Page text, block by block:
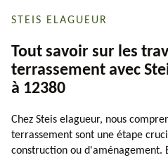
STEIS ELAGUEUR
Tout savoir sur les
terrassement avec
à 12380
Chez Steis elagueur, nous
terrassement sont une étape
construction ou d'aménagement.